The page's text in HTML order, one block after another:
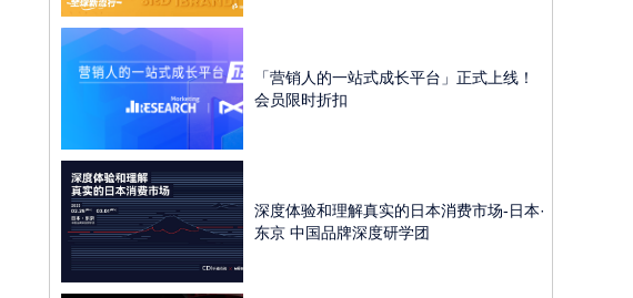
「营销人的一站式成长平台」正式上线！
会员限时折扣
深度体验和理解真实的日本消费市场-日本·
东京 中国品牌深度研学团